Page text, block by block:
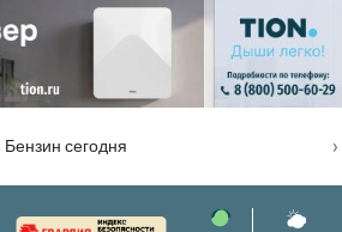
Бензин сегодня ›